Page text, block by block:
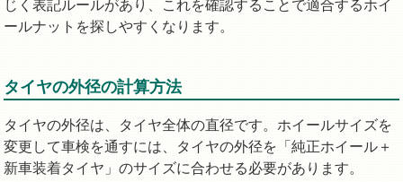
じく表記ルールがあり、これを確認することで適合するホイ
ールナットを探しやすくなります。
タイヤの外径の計算方法
タイヤの外径は、タイヤ全体の直径です。ホイールサイズを
変更して車検を通すには、タイヤの外径を「純正ホイール＋
新車装着タイヤ」のサイズに合わせる必要があります。